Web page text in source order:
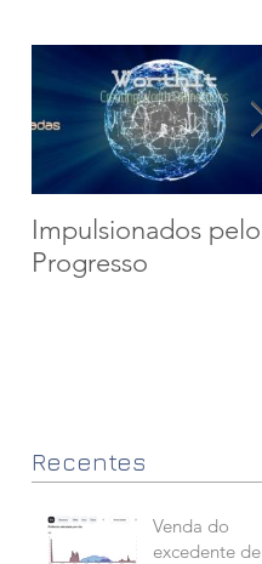
Impulsionados pelo
Progresso
Recentes
Venda do
excedente de